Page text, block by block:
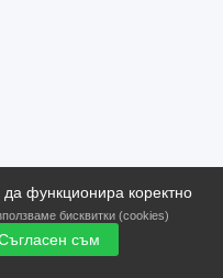
да функционира коректно
бисквитки (cookies)
съм